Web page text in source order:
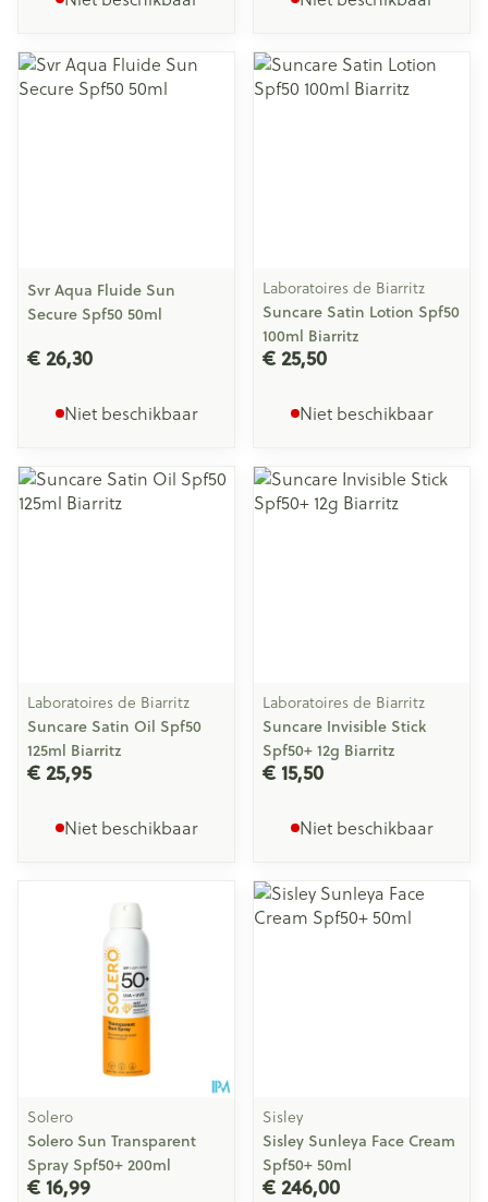
Svr Aqua Fluide Sun
Secure Spf50 50ml
€ 26,30
Niet beschikbaar
Laboratoires de Biarritz
Suncare Satin Lotion Spf50
100ml Biarritz
€ 25,50
Niet beschikbaar
Laboratoires de Biarritz
Suncare Satin Oil Spf50
125ml Biarritz
€ 25,95
Niet beschikbaar
Laboratoires de Biarritz
Suncare Invisible Stick
Spf50+ 12g Biarritz
€ 15,50
Niet beschikbaar
Solero
Solero Sun Transparent
Spray Spf50+ 200ml
€ 16,99
Sisley
Sisley Sunleya Face Cream
Spf50+ 50ml
€ 246,00